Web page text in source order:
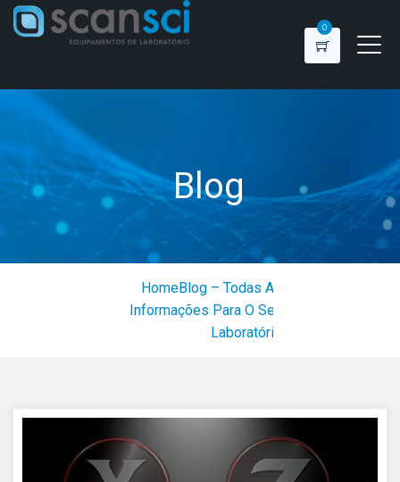
0
Blog
HomeBlog – Todas As
Informações Para O Seu
Laboratório